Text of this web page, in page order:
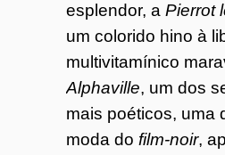
esplendor, a Pierrot
um colorido hino à
multivitamínico
Alphaville, um dos
mais poéticos, uma
moda do film-noir,